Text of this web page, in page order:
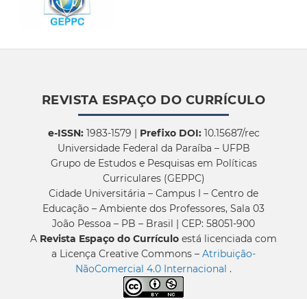
REVISTA ESPAÇO DO CURRÍCULO
e-ISSN:1983-1579 | Prefixo DOI:10.15687/rec
Universidade Federal da Paraíba – UFPB
Grupo de Estudos e Pesquisas em Políticas
Curriculares (GEPPC)
Cidade Universitária – Campus I – Centro de
Educação – Ambiente dos Professores, Sala 03
João Pessoa – PB – Brasil | CEP: 58051-900
A Revista Espaço do Currículo está licenciada com
a Licença Creative Commons – Atribuição-
NãoComercial 4.0 Internacional .